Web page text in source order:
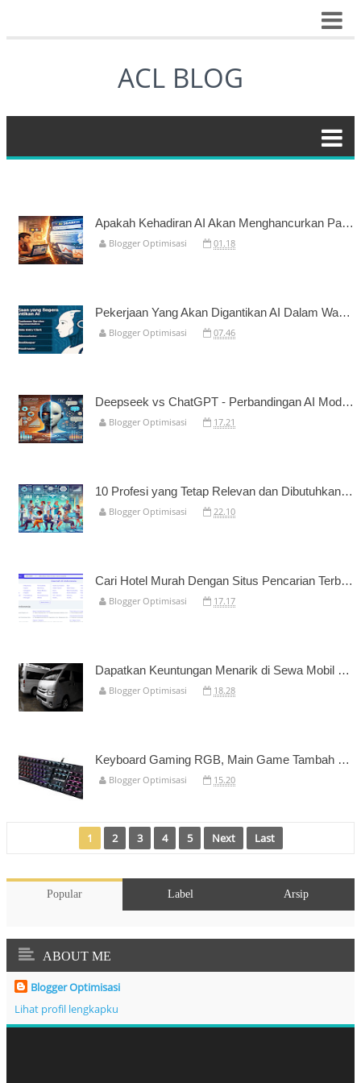
ACL BLOG
Apakah Kehadiran AI Akan Menghancurkan Para Blogger?
Blogger Optimisasi 01.18
Pekerjaan Yang Akan Digantikan AI Dalam Waktu Dekat
Blogger Optimisasi 07.46
Deepseek vs ChatGPT - Perbandingan AI Model Bahasa Terbaik
Blogger Optimisasi 17.21
10 Profesi yang Tetap Relevan dan Dibutuhkan di Tahun 2026
Blogger Optimisasi 22.10
Cari Hotel Murah Dengan Situs Pencarian Terbaik
Blogger Optimisasi 17.17
Dapatkan Keuntungan Menarik di Sewa Mobil Palangkaraya
Blogger Optimisasi 18.28
Keyboard Gaming RGB, Main Game Tambah Menyenangkan
Blogger Optimisasi 15.20
1 2 3 4 5 Next Last
Popular Label Arsip
ABOUT ME
Blogger Optimisasi
Lihat profil lengkapku